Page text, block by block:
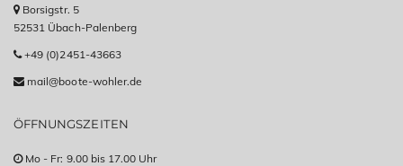
Borsigstr. 5
52531 Übach-Palenberg
+49 (0)2451-43663
mail@boote-wohler.de
ÖFFNUNGSZEITEN
Mo - Fr: 9.00 bis 17.00 Uhr